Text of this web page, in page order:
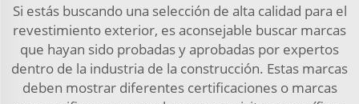
Si estás buscando una selección de alta calidad para el
revestimiento exterior, es aconsejable buscar marcas
que hayan sido probadas y aprobadas por expertos
dentro de la industria de la construcción. Estas marcas
deben mostrar diferentes certificaciones o marcas